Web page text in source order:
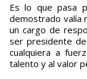
Es lo que pasa por votar a ineptos que en la vida han
demostrado valía
un cargo de
ser presidente
cualquiera a
talento y al valor